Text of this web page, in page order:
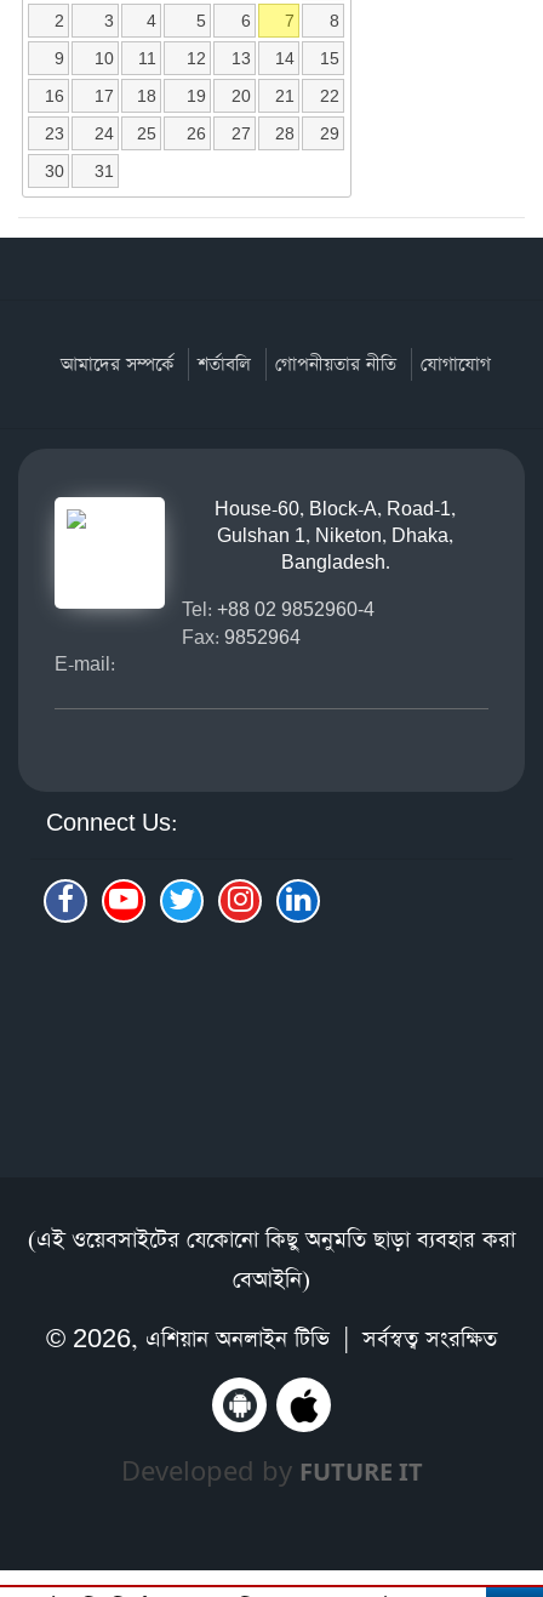
2
3 4 5 6 7
8
9
10 11 12 13 14
15
16
17 18 19 20 21
22
23
24 25 26 27 28
29
30
31
আমাদের সম্পর্কে শর্তাবলি গোপনীয়তার নীতি যোগাযোগ
House-60, Block-A, Road-1,
Gulshan 1, Niketon, Dhaka,
Bangladesh.
Tel: +88 02 9852960-4
Fax: 9852964
E-mail:
Connect Us:
(এই ওয়েবসাইটের যেকোনো কিছু অনুমতি ছাড়া ব্যবহার করা
বেআইনি)
© 2026, এশিয়ান অনলাইন টিভি| সর্বস্বত্ব সংরক্ষিত
Developed by FUTURE IT